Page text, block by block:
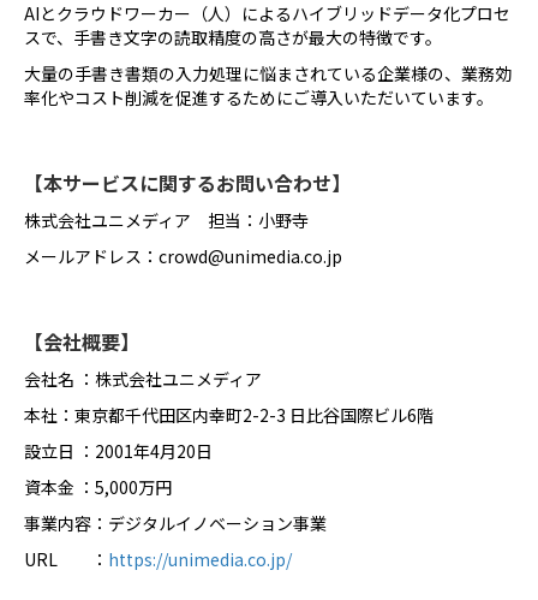
AIとクラウドワーカー（人）によるハイブリッドデータ化プロセ
スで、手書き文字の読取精度の高さが最大の特徴です。
大量の手書き書類の入力処理に悩まされている企業様の、業務効
率化やコスト削減を促進するためにご導入いただいています。
【本サービスに関するお問い合わせ】
株式会社ユニメディア 担当：小野寺
メールアドレス：crowd@unimedia.co.jp
【会社概要】
会社名 ：株式会社ユニメディア
本社：東京都千代田区内幸町2-2-3 日比谷国際ビル6階
設立日 ：2001年4月20日
資本金 ：5,000万円
事業内容：デジタルイノベーション事業
URL ： https://unimedia.co.jp/